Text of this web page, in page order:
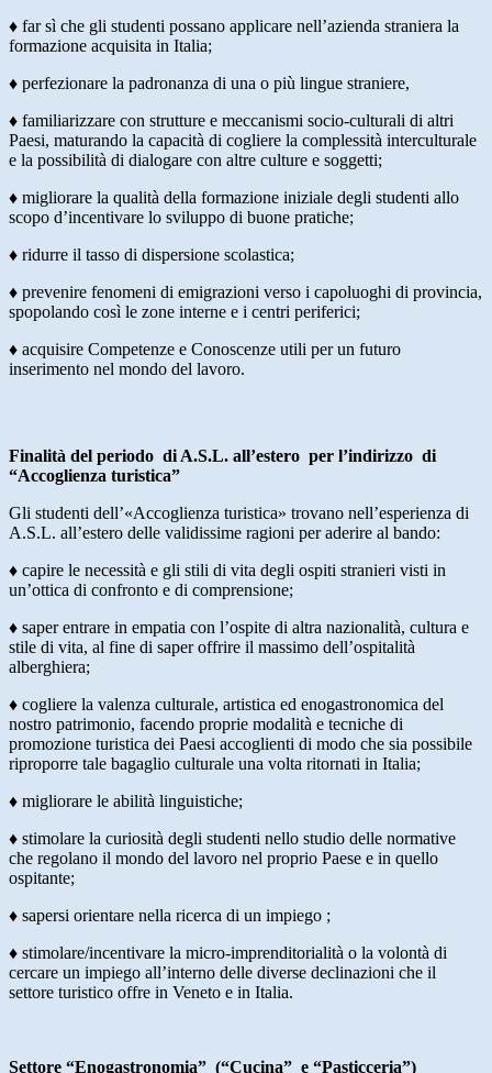
♦ far sì che gli studenti possano applicare nell’azienda straniera la
formazione acquisita in Italia;
♦ perfezionare la padronanza di una o più lingue straniere,
♦ familiarizzare con strutture e meccanismi socio-culturali di altri
Paesi, maturando la capacità di cogliere la complessità interculturale
e la possibilità di dialogare con altre culture e soggetti;
♦ migliorare la qualità della formazione iniziale degli studenti allo
scopo d’incentivare lo sviluppo di buone pratiche;
♦ ridurre il tasso di dispersione scolastica;
♦ prevenire fenomeni di emigrazioni verso i capoluoghi di provincia,
spopolando così le zone interne e i centri periferici;
♦ acquisire Competenze e Conoscenze utili per un futuro
inserimento nel mondo del lavoro.
Finalità del periodo di A.S.L. all’estero per l’indirizzo di
“Accoglienza turistica”
Gli studenti dell’«Accoglienza turistica» trovano nell’esperienza di
A.S.L. all’estero delle validissime ragioni per aderire al bando:
♦ capire le necessità e gli stili di vita degli ospiti stranieri visti in
un’ottica di confronto e di comprensione;
♦ saper entrare in empatia con l’ospite di altra nazionalità, cultura e
stile di vita, al fine di saper offrire il massimo dell’ospitalità
alberghiera;
♦ cogliere la valenza culturale, artistica ed enogastronomica del
nostro patrimonio, facendo proprie modalità e tecniche di
promozione turistica dei Paesi accoglienti di modo che sia possibile
riproporre tale bagaglio culturale una volta ritornati in Italia;
♦ migliorare le abilità linguistiche;
♦ stimolare la curiosità degli studenti nello studio delle normative
che regolano il mondo del lavoro nel proprio Paese e in quello
ospitante;
♦ sapersi orientare nella ricerca di un impiego ;
♦ stimolare/incentivare la micro-imprenditorialità o la volontà di
cercare un impiego all’interno delle diverse declinazioni che il
settore turistico offre in Veneto e in Italia.
Settore “Enogastronomia” (“Cucina” e “Pasticceria”)